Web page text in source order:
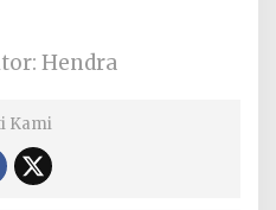
Hendra
Kami